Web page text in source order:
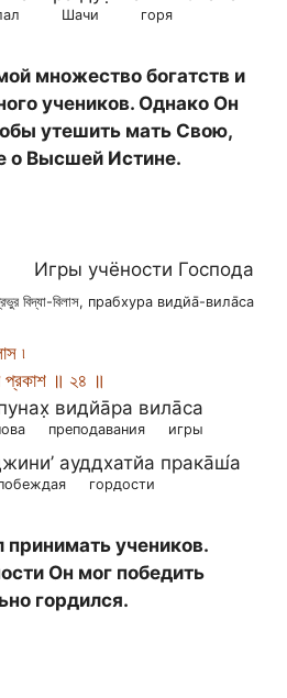
Шачи
горя
множество богатств и
учеников. Однако Он
утешить мать Свою,
о Высшей Истине.
Игры учёности Господа
বিদ্যা-বিলাস, прабхура видйа̄-вила̄са
৷
প্রকাশ ॥ ২৪ ॥
видйа̄ра вила̄са
преподавания игры
ауддхатйа прака̄ш́а
гордости
принимать учеников.
Он мог победить
гордился.